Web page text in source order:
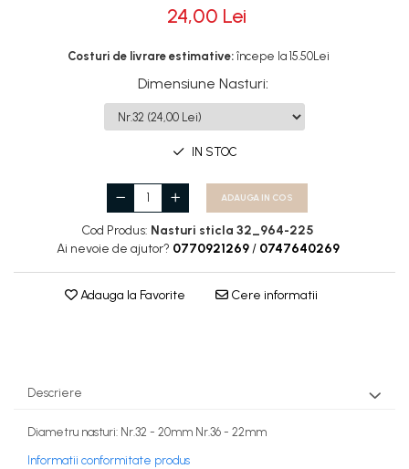
Rotile Cauciucate
24,00 Lei
Costuri de livrare estimative: începe la 15.50Lei
Dimensiune Nasturi:
IN STOC
ADAUGA IN COS
Cod Produs: Nasturi sticla 32_964-225
Ai nevoie de ajutor? 0770921269 / 0747640269
Adauga la Favorite Cere informatii
Descriere
Diametru nasturi: Nr.32 - 20mm Nr.36 - 22mm
Informatii conformitate produs